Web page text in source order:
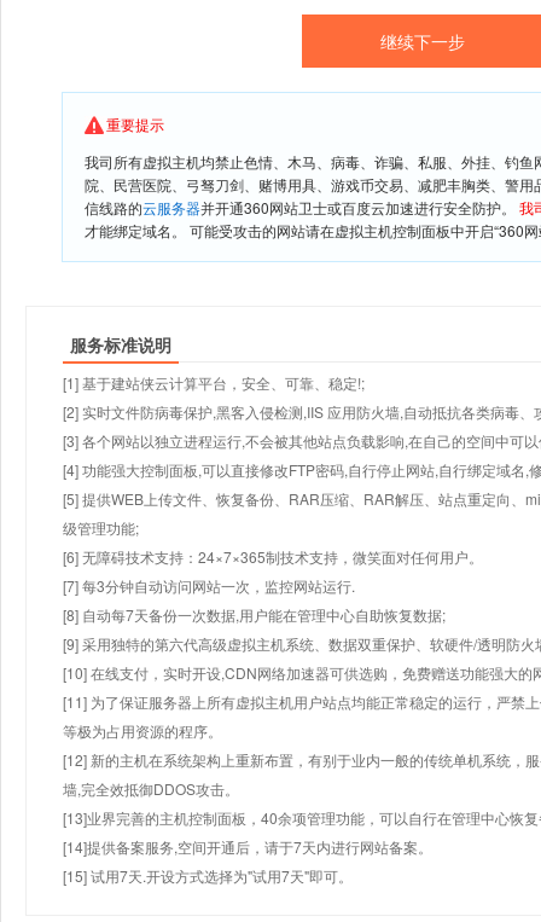
重要提示
我司所有虚拟主机均禁止色情、木马、病毒、诈骗、私服、外挂、钓
院、民营医院、弓驽刀剑、赌博用具、游戏币交易、减肥丰胸类、警
信线路的云服务器并开通360网站卫士或百度云加速进行安全防护。 我
才能绑定域名。 可能受攻击的网站请在虚拟主机控制面板中开启“360
服务标准说明
[1] 基于建站侠云计算平台，安全、可靠、稳定!;
[2] 实时文件防病毒保护,黑客入侵检测,IIS 应用防火墙,自动抵抗各类病毒、
[3] 各个网站以独立进程运行,不会被其他站点负载影响,在自己的空间中可
[4] 功能强大控制面板,可以直接修改FTP密码,自行停止网站,自行绑定域名,
[5] 提供WEB上传文件、恢复备份、RAR压缩、RAR解压、站点重定向、
级管理功能;
[6] 无障碍技术支持：24×7×365制技术支持，微笑面对任何用户。
[7] 每3分钟自动访问网站一次，监控网站运行.
[8] 自动每7天备份一次数据,用户能在管理中心自助恢复数据;
[9] 采用独特的第六代高级虚拟主机系统、数据双重保护、软硬件/透明防火
[10] 在线支付，实时开设,CDN网络加速器可供选购，免费赠送功能强大
[11] 为了保证服务器上所有虚拟主机用户站点均能正常稳定的运行，严禁
等极为占用资源的程序。
[12] 新的主机在系统架构上重新布置，有别于业内一般的传统单机系统，
墙,完全效抵御DDOS攻击。
[13]业界完善的主机控制面板，40余项管理功能，可以自行在管理中心恢
[14]提供备案服务,空间开通后，请于7天内进行网站备案。
[15] 试用7天.开设方式选择为"试用7天"即可。